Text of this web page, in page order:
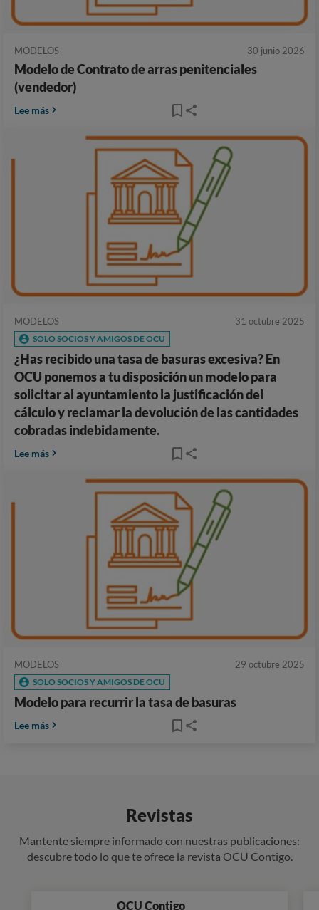
MODELOS 30 junio 2026
Modelo de Contrato de arras penitenciales
(vendedor)
Lee más
MODELOS 31 octubre 2025
SOLO SOCIOS Y AMIGOS DE OCU
¿Has recibido una tasa de basuras excesiva? En
OCU ponemos a tu disposición un modelo para
solicitar al ayuntamiento la justificación del
cálculo y reclamar la devolución de las cantidades
cobradas indebidamente.
Lee más
MODELOS 29 octubre 2025
SOLO SOCIOS Y AMIGOS DE OCU
Modelo para recurrir la tasa de basuras
Lee más
Revistas
Mantente siempre informado con nuestras publicaciones:
descubre todo lo que te ofrece la revista OCU Contigo.
OCU Contigo